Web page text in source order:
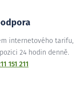
internetového tarifu,
24 hodin denně.
151 211